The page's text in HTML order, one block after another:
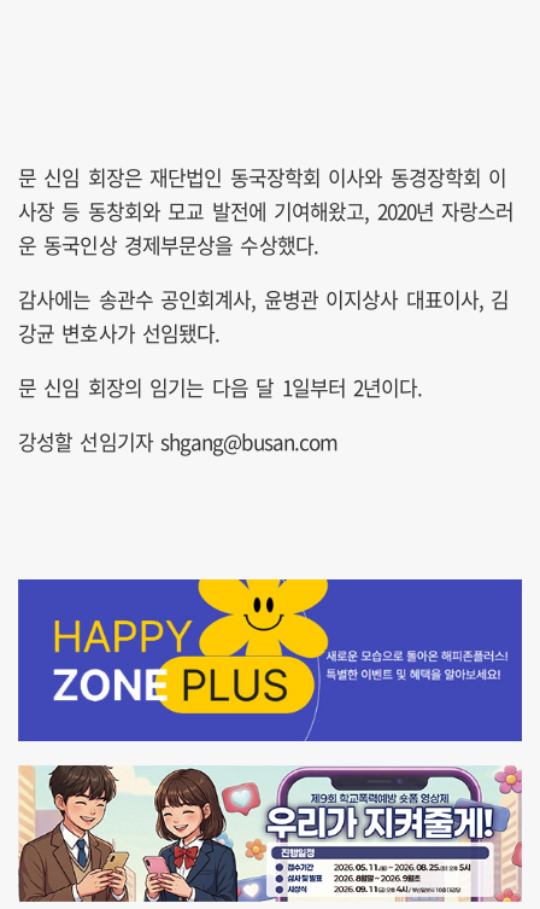
문 신임 회장은 재단법인 동국장학회 이사와 동경장학회 이
사장 등 동창회와 모교 발전에 기여해왔고, 2020년 자랑스러
운 동국인상 경제부문상을 수상했다.
감사에는 송관수 공인회계사, 윤병관 이지상사 대표이사, 김
강균 변호사가 선임됐다.
문 신임 회장의 임기는 다음 달 1일부터 2년이다.
강성할 선임기자 shgang@busan.com